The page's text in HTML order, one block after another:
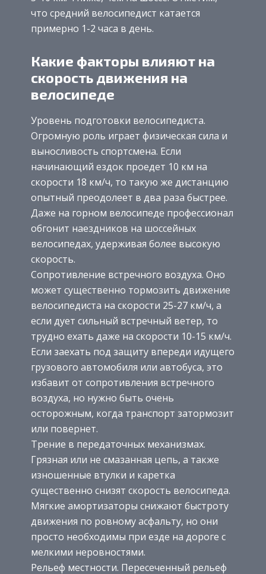
что средний велосипедист катается
примерно 1-2 часа в день.
Какие факторы влияют на
скорость движения на
велосипеде
Уровень подготовки велосипедиста.
Огромную роль играет физическая сила и
выносливость спортсмена. Если
начинающий ездок проедет 10 км на
скорости 18 км/ч, то такую же дистанцию
опытный преодолеет в два раза быстрее.
Даже на горном велосипеде профессионал
обгонит наездников на шоссейных
велосипедах, удерживая более высокую
скорость.
Сопротивление встречного воздуха. Оно
может существенно тормозить движение
велосипедиста на скорости 25-27 км/ч, а
если дует сильный встречный ветер, то
трудно ехать даже на скорости 10-15 км/ч.
Если заехать под защиту впереди идущего
грузового автомобиля или автобуса, это
избавит от сопротивления встречного
воздуха, но нужно быть очень
осторожным, когда транспорт затормозит
или повернет.
Трение в передаточных механизмах.
Грязная или не смазанная цепь, а также
изношенные втулки и каретка
существенно снизят скорость велосипеда.
Мягкие амортизаторы снижают быстроту
движения по ровному асфальту, но они
просто необходимы при езде на дороге с
мелкими неровностями.
Рельеф местности. Пересеченный рельеф